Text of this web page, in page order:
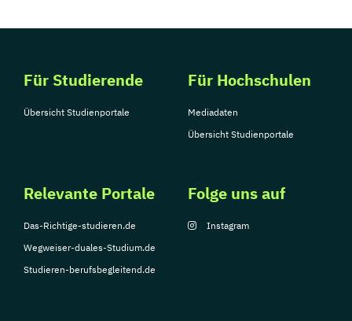
Für Studierende
Übersicht Studienportale
Für Hochschulen
Mediadaten
Übersicht Studienportale
Relevante Portale
Das-Richtige-studieren.de
Wegweiser-duales-Studium.de
Studieren-berufsbegleitend.de
Folge uns auf
Instagram